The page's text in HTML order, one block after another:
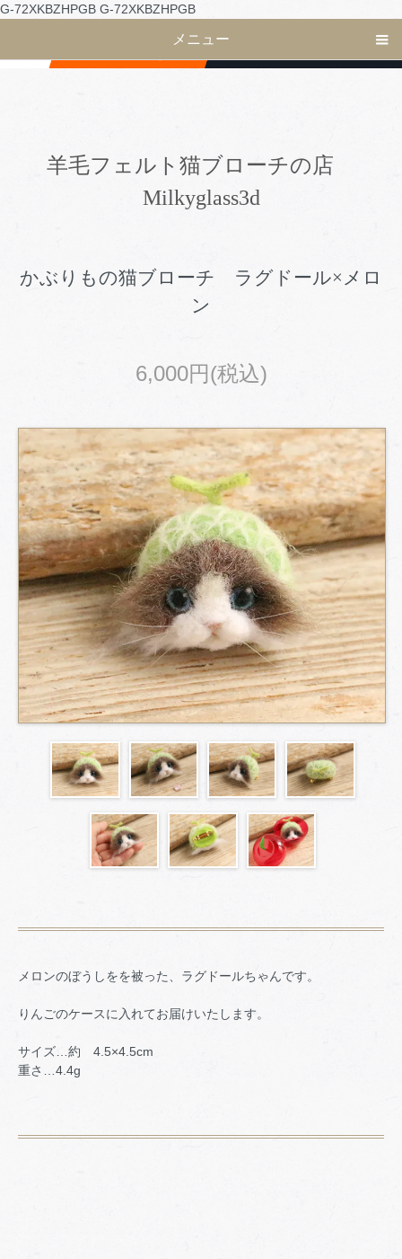
G-72XKBZHPGB G-72XKBZHPGB
メニュー
羊毛フェルト猫ブローチの店
Milkyglass3d
かぶりもの猫ブローチ ラグドール×メロ
ン
6,000円(税込)
メロンのぼうしをを被った、ラグドールちゃんです。
りんごのケースに入れてお届けいたします。
サイズ…約 4.5×4.5cm
重さ…4.4g